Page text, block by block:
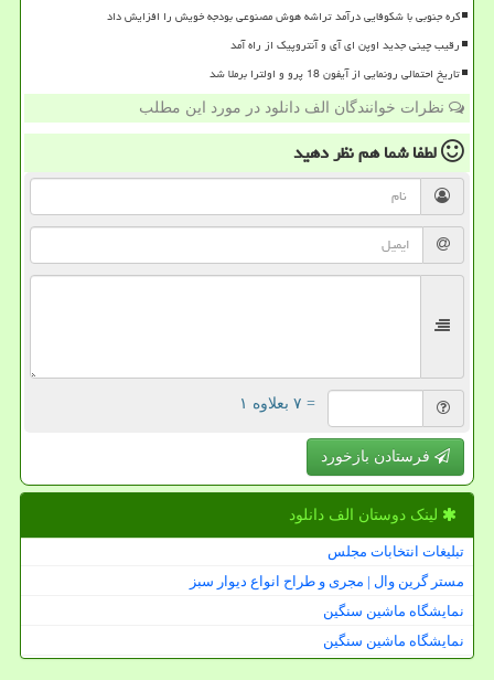
کره جنوبی با شکوفایی درآمد تراشه هوش مصنوعی بودجه خویش را افزایش داد
رقیب چینی جدید اوپن ای آی و آنتروپیک از راه آمد
تاریخ احتمالی رونمایی از آیفون 18 پرو و اولترا برملا شد
نظرات خوانندگان الف دانلود در مورد این مطلب
لطفا شما همنظر دهید
= ۷ بعلاوه ۱
فرستادن بازخورد
لینک دوستان الف دانلود
تبلیغات انتخابات مجلس
مستر گرین وال | مجری و طراح انواع دیوار سبز
نمایشگاه ماشین سنگین
نمایشگاه ماشین سنگین